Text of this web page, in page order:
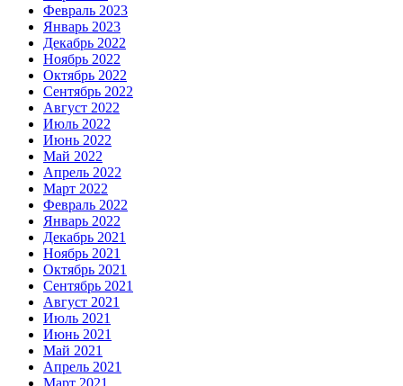
Февраль 2023
Январь 2023
Декабрь 2022
Ноябрь 2022
Октябрь 2022
Сентябрь 2022
Август 2022
Июль 2022
Июнь 2022
Май 2022
Апрель 2022
Март 2022
Февраль 2022
Январь 2022
Декабрь 2021
Ноябрь 2021
Октябрь 2021
Сентябрь 2021
Август 2021
Июль 2021
Июнь 2021
Май 2021
Апрель 2021